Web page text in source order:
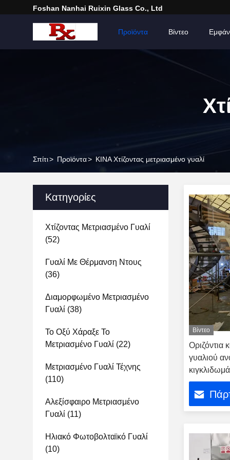
Foshan Nanhai Ruixin Glass Co., Ltd
Προϊόντα Βίντεο
Σπίτι> Προϊόντα> ΚΙΝΑ Χτίζοντας μετριασμένο γυαλί
Κατηγορίες
Χτίζοντας Μετριασμένο Γυαλί
(52)
Γυαλί Με Θέρμανση Ντους
(36)
Διαμορφωμένο Μετριασμένο
Γυαλί (38)
Το Οξύ Χάραξε Το
Μετριασμένο Γυαλί (22)
Μετριασμένο Γυαλί Τέχνης
(110)
Αλεξίσφαιρο Μετριασμένο
Γυαλί (11)
Ηλιακό Φωτοβολταϊκό Γυαλί
(10)
Βίντεο
Οριζόντια
γυαλιού